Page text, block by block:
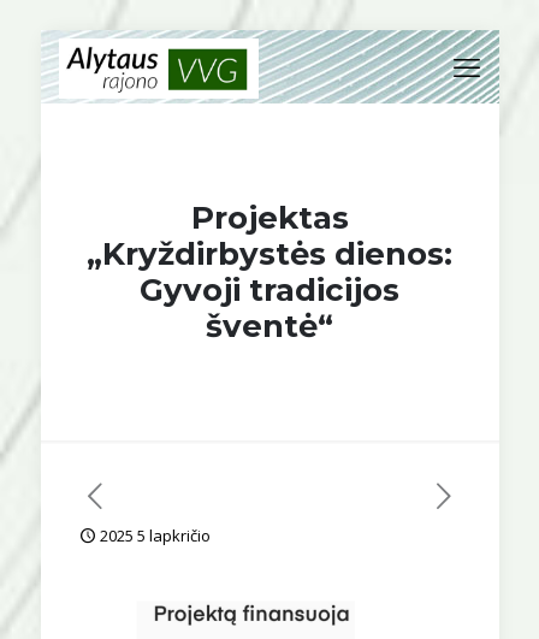
Projektas
„Kryždirbystės dienos:
Gyvoji tradicijos
šventė“
2025 5 lapkričio